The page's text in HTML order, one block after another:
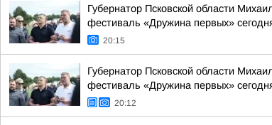
Губернатор Псковской области
фестиваль «Дружина первых»
20:15
Губернатор Псковской области
фестиваль «Дружина первых»
20:12